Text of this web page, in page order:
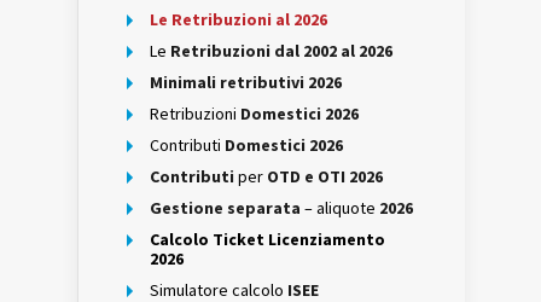
Le Retribuzioni al 2026
Le Retribuzioni dal 2002 al 2026
Minimali retributivi 2026
Retribuzioni Domestici 2026
Contributi Domestici 2026
Contributi per OTD e OTI 2026
Gestione separata – aliquote 2026
Calcolo Ticket Licenziamento
2026
Simulatore calcolo ISEE